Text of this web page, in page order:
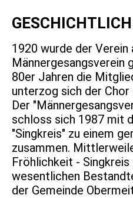
1920 wurde der Verein
Männergesangsverein
80er Jahren die
unterzog sich der
Der
schloss sich 1987 mit
"Singkreis" zu einem
zusammen.
Fröhlichkeit - Singkreis
wesentlichen
der Gemeinde